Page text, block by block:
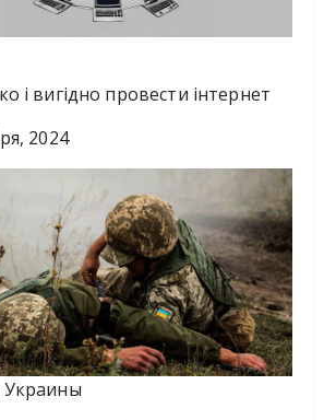
і вигідно провести інтернет
2024